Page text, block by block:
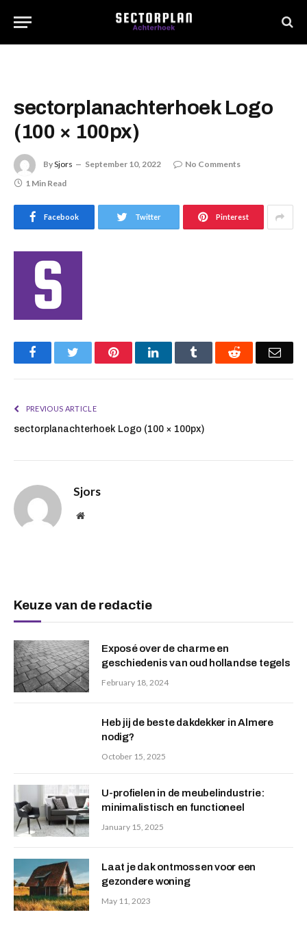
sectorplanachterhoek Logo
(100 × 100px)
BySjors September 10, 2022
No Comments
1 Min Read
Facebook Twitter Pinterest
FacebookTwitter PinterestLinkedIn Tumblr Reddit
PREVIOUS ARTICLE
sectorplanachterhoek Logo (100 × 100px)
Sjors
Website
Keuze van de redactie
Exposé over de charme en
geschiedenis van oud hollandse tegels
February 18, 2024
Heb jij de beste dakdekker in Almere
nodig?
October 15, 2025
U-profielen in de meubelindustrie:
minimalistisch en functioneel
January 15, 2025
Laat je dak ontmossen voor een
gezondere woning
May 11, 2023